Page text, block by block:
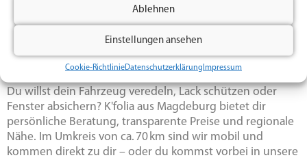
Ablehnen
Einstellungen ansehen
Cookie-RichtlinieDatenschutzerklärung Impressum
Jetzt Anfrage starten – K'folia
Magdeburg
Du willst dein Fahrzeug veredeln, Lack schützen oder
Fenster absichern? K'folia aus Magdeburg bietet dir
persönliche Beratung, transparente Preise und regionale
Nähe. Im Umkreis von ca. 70 km sind wir mobil und
kommen direkt zu dir – oder du kommst vorbei in unsere